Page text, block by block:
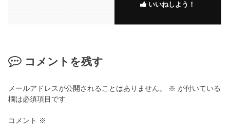
いいねしよう！
コメントを残す
メールアドレスが公開されることはありません。 ※ が付いている
欄は必須項目です
コメント ※